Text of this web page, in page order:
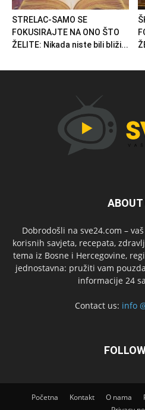
STRELAC-SAMO SE
FOKUSIRAJTE NA ONO ŠTO
ŽELITE: Nikada niste bili bliži...
ABOUT
Dobrodošli na sve24.com –
korisnih savjeta, recepata,
tema iz Bosne i Hercegovine,
jednostavna: pružiti vam
informacije 24
Contact us: info
Početna Kontakt O nama